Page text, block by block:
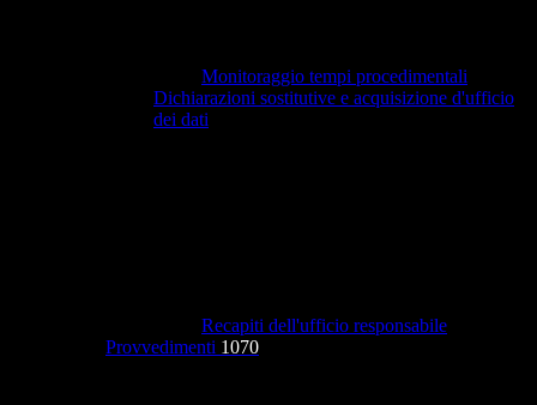
Monitoraggio tempi procedimentali
Dichiarazioni sostitutive e acquisizione d'ufficio
dei dati
Recapiti dell'ufficio responsabile
Provvedimenti 1070